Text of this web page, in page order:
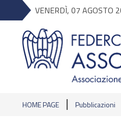
VENERDÌ, 07 AGOSTO
HOME PAGE Pubblicazioni